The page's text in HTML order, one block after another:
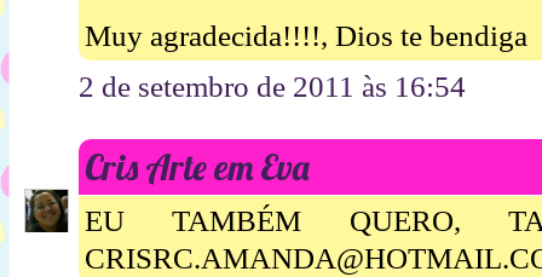
Muy agradecida!!!!, Dios te bendiga
2 de setembro de 2011 às 16:54
Cris Arte em Eva
EU TAMBÉM QUERO,